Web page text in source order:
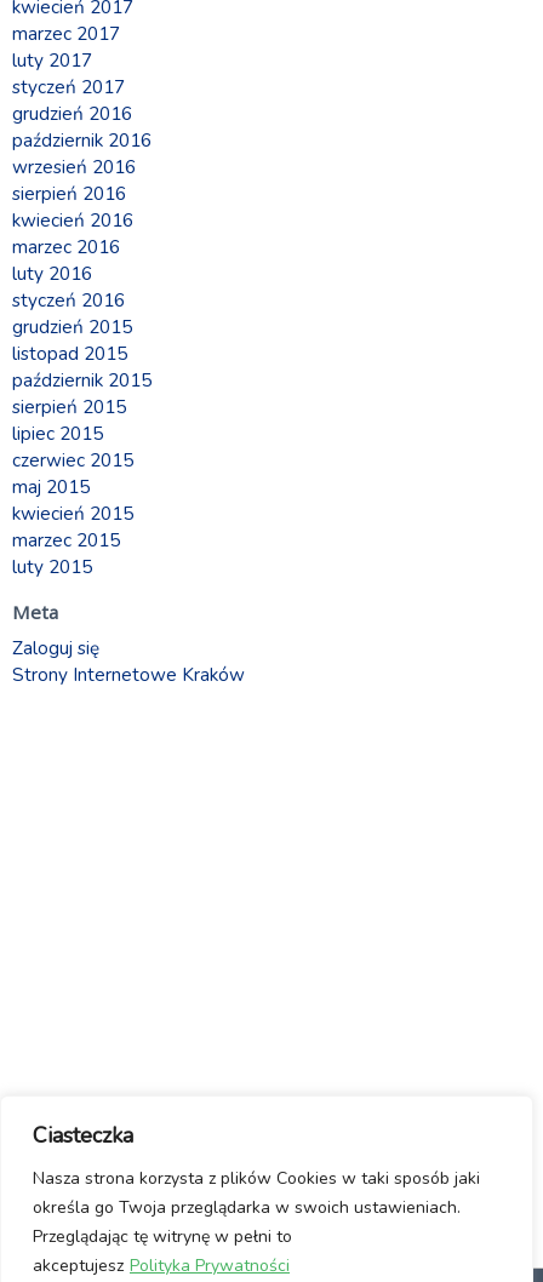
Ciasteczka
Nasza strona korzysta z plików Cookies w taki sposób jaki
określa go Twoja przeglądarka w swoich ustawieniach.
Przeglądając tę witrynę w pełni to
akceptujesz Polityka Prywatności
kwiecień 2017
marzec 2017
luty 2017
styczeń 2017
grudzień 2016
październik 2016
wrzesień 2016
sierpień 2016
kwiecień 2016
marzec 2016
luty 2016
styczeń 2016
grudzień 2015
listopad 2015
październik 2015
sierpień 2015
lipiec 2015
czerwiec 2015
maj 2015
kwiecień 2015
marzec 2015
luty 2015
Meta
Zaloguj się
Strony Internetowe Kraków